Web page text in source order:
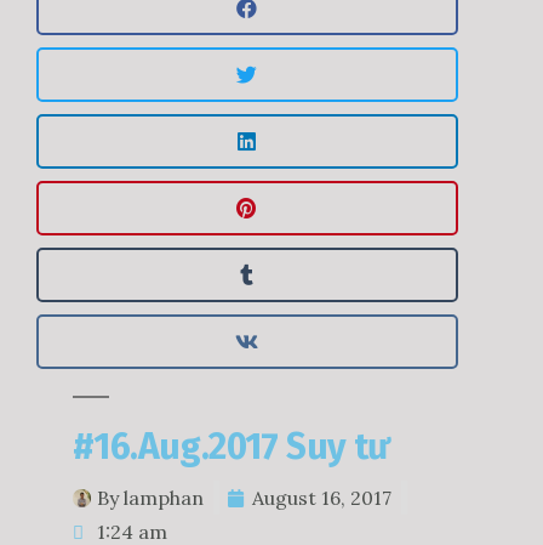
#16.Aug.2017 Suy tư
Bylamphan
August 16, 2017
1:24 am